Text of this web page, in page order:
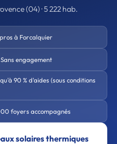
(04) · 5 222 hab.
pros à Forcalquier
Sans engagement
90 % d'aides (sous conditions
foyers accompagnés
solaires thermiques